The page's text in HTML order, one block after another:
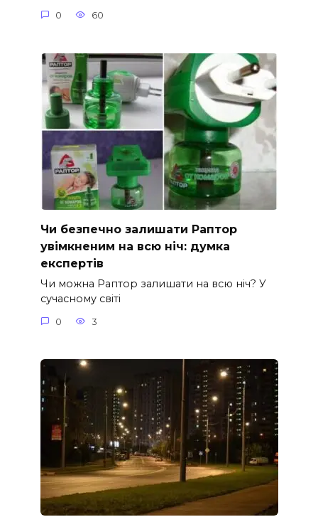
0 60
Чи безпечно залишати Раптор
увімкненим на всю ніч: думка
експертів
Чи можна Раптор залишати на всю ніч? У
сучасному світі
0 3